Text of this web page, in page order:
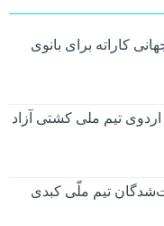
کاراته برای بانوی
تیم ملی کشتی آزاد
تیم ملّی کبدی